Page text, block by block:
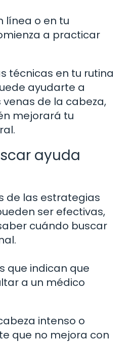
línea o en tu
a practicar
técnicas en tu rutina
ayudarte a
de la cabeza,
mejorará tu
ayuda
de las estrategias
ser efectivas,
cuándo buscar
que indican que
a un médico
intenso o
que no mejora con